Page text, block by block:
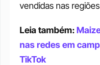
vendidas nas
Leia também:
nas redes em
TikTok